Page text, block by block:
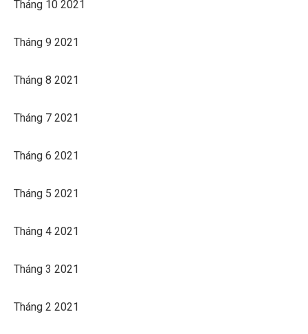
Tháng 10 2021
Tháng 9 2021
Tháng 8 2021
Tháng 7 2021
Tháng 6 2021
Tháng 5 2021
Tháng 4 2021
Tháng 3 2021
Tháng 2 2021